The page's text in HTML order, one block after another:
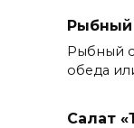
Рыбный
Рыбный
обеда
Салат